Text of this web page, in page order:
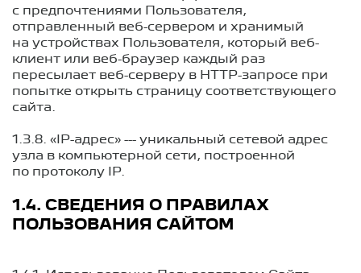
с предпочтениями Пользователя,
отправленный веб-сервером и хранимый
на устройствах Пользователя, который веб-
клиент или веб-браузер каждый раз
пересылает веб-серверу в HTTP-запросе при
попытке открыть страницу соответствующего
сайта.
1.3.8. «IP-адрес» --- уникальный сетевой адрес
узла в компьютерной сети, построенной
по протоколу IP.
1.4. СВЕДЕНИЯ О ПРАВИЛАХ
ПОЛЬЗОВАНИЯ САЙТОМ